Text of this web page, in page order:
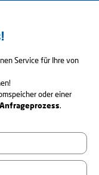
Service für Ihre von
oder einer
.